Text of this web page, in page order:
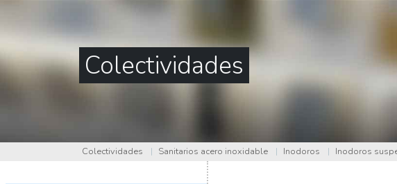
Colectividades
Colectividades | Sanitarios acero inoxidable | Inodoros | Inodoros